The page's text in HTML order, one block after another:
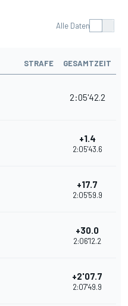
Alle Daten
STRAFE GESAMTZEIT
2:05'42.2
+1.4
2:05'43.6
+17.7
2:05'59.9
+30.0
2:06'12.2
+2'07.7
2:07'49.9